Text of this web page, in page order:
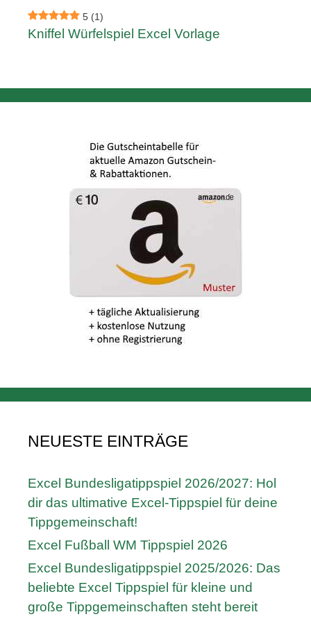
5 (1)
Kniffel Würfelspiel Excel Vorlage
NEUESTE EINTRÄGE
Excel Bundesligatippspiel 2026/2027: Hol
dir das ultimative Excel-Tippspiel für deine
Tippgemeinschaft!
Excel Fußball WM Tippspiel 2026
Excel Bundesligatippspiel 2025/2026: Das
beliebte Excel Tippspiel für kleine und
große Tippgemeinschaften steht bereit